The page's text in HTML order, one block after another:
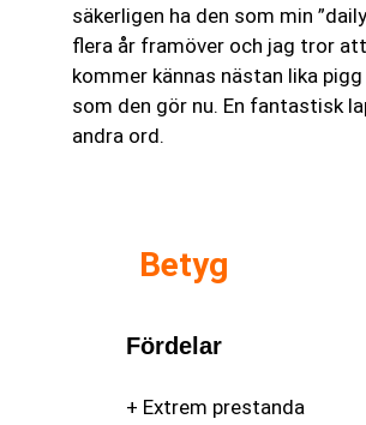
säkerligen ha den som min
flera år framöver och jag tror
kommer kännas nästan lika
som den gör nu. En fantastisk
andra ord.
Betyg
Fördelar
+ Extrem prestanda